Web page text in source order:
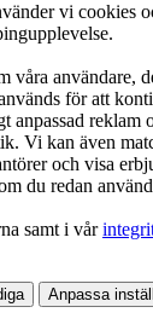
vi cookies
våra användare,
för att
anpassad reklam
Vi kan även
och visa
du redan
samt i vår
Anpassa